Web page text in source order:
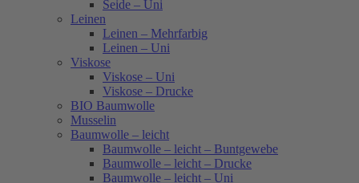
Seide – Uni
Leinen
Leinen – Mehrfarbig
Leinen – Uni
Viskose
Viskose – Uni
Viskose – Drucke
BIO Baumwolle
Musselin
Baumwolle – leicht
Baumwolle – leicht – Buntgewebe
Baumwolle – leicht – Drucke
Baumwolle – leicht – Uni